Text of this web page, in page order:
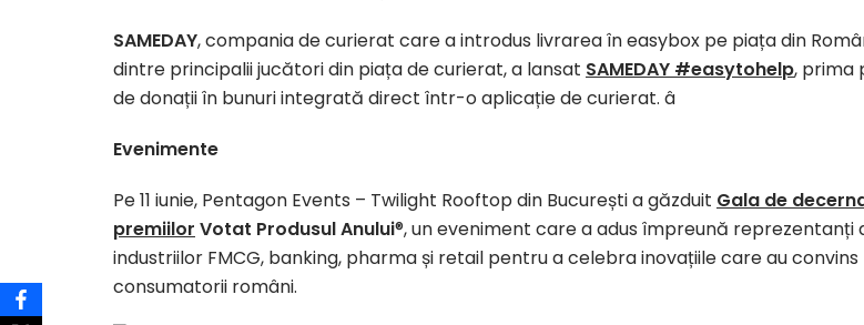
SAMEDAY, compania de curierat care a introdus livrarea în easybox pe piața din
dintre principalii jucători din piața de curierat, a lansat SAMEDAY #easytohelp, prima
de donații în bunuri integrată direct într-o aplicație de curierat. â
Evenimente
Pe 11 iunie, Pentagon Events – Twilight Rooftop din București a găzduit Gala de
premiilor Votat Produsul Anului®, un eveniment care a adus împreună reprezentanți
industriilor FMCG, banking, pharma și retail pentru a celebra inovațiile care au convins
consumatorii români.